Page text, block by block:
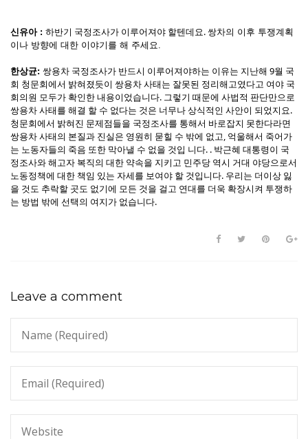
신유아 : 하반기 국정조사가 이루어져야 할텐데요. 쌍차의 이후 투쟁계획
이나 방향에 대한 이야기를 해 주세요.
한상균: 쌍용차 국정조사가 반드시 이루어져야하는 이유는 지난해 9월 국
회 청문회에서 밝혀졌듯이 쌍용차 사태는 잘못된 정리해고였다고 여야 국
회의원 모두가 확인한 내용이었습니다. 그렇기 때문에 사법적 판단만으로
쌍용차 사태를 해결 할 수 없다는 것은 너무나 상식적인 사안이 되었지요.
청문회에서 밝혀진 문제점들을 국정조사를 통해서 바로잡지 못한다라면
쌍용차 사태의 본질과 진실은 영원히 묻힐 수 밖에 없고, 억울해서 죽어가
는 노동자들의 죽음 또한 막아낼 수 없을 것입 니다. . 박근혜 대통령이 국
정조사와 해고자 복직의 대한 약속을 지키고 민주당 역시 거대 야당으로서
노동정책에 대한 책임 있는 자세를 보여야 할 것입니다. 우리는 더이상 잃
을 것도 추락할 곳도 없기에 모든 것을 걸고 연대를 더욱 확장시켜 투쟁하
는 방법 밖에 선택의 여지가 없습니다.
Leave a comment